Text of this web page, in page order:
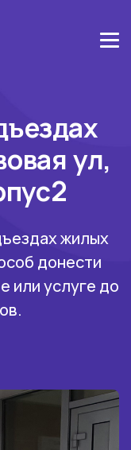
ул,
жилых
донести
или услуге до